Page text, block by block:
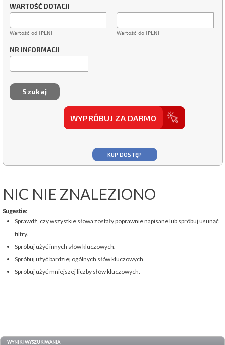
WARTOŚĆ DOTACJI
Wartość od [PLN] Wartość do [PLN]
NR INFORMACJI
WYPRÓBUJ ZA DARMO
KUP DOSTĘP
NIC NIE ZNALEZIONO
Sugestie:
Sprawdź, czy wszystkie słowa zostały poprawnie napisane lub spróbuj usunąć
filtry.
Spróbuj użyć innych słów kluczowych.
Spróbuj użyć bardziej ogólnych słów kluczowych.
Spróbuj użyć mniejszej liczby słów kluczowych.
WYNIKI WYSZUKIWANIA